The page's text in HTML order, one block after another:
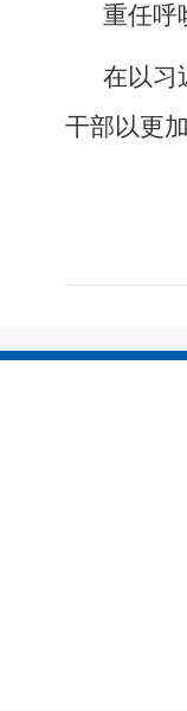
重任呼
在以习
干部以更